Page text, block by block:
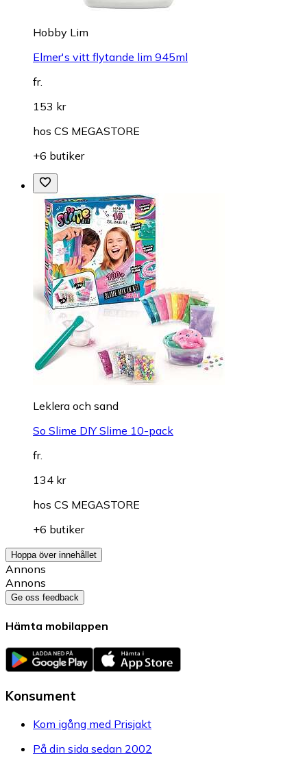
Hobby Lim
Elmer's vitt flytande lim 945ml
fr.
153 kr
hos CS MEGASTORE
+6 butiker
Leklera och sand
So Slime DIY Slime 10-pack
fr.
134 kr
hos CS MEGASTORE
+6 butiker
Hoppa över innehållet
Annons
Annons
Ge oss feedback
Hämta mobilappen
Konsument
Kom igång med Prisjakt
På din sida sedan 2002